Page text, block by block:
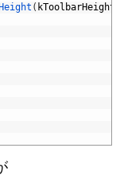
( kToolbarHeight